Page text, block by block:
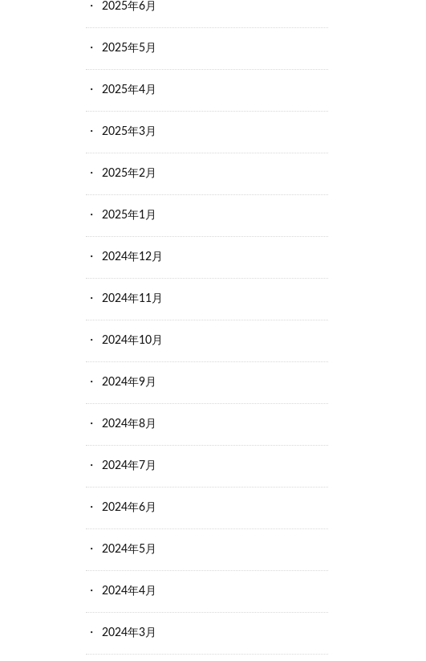
2025年6月
2025年5月
2025年4月
2025年3月
2025年2月
2025年1月
2024年12月
2024年11月
2024年10月
2024年9月
2024年8月
2024年7月
2024年6月
2024年5月
2024年4月
2024年3月